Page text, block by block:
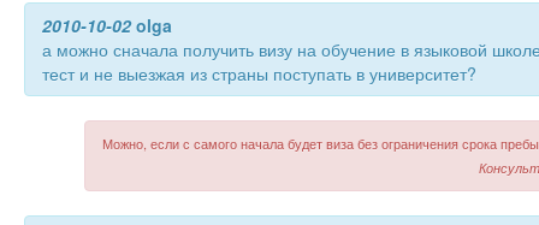
2010-10-02olga
а можно сначала получить визу на обучение в языковой
тест и не выезжая из страны поступать в университет?
Можно, если с самого начала будет виза без ограничения срока